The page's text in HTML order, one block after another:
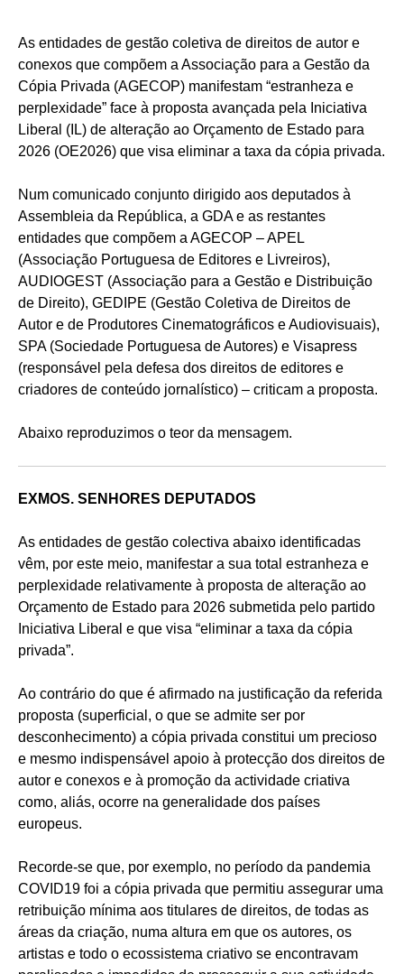
As entidades de gestão coletiva de direitos de autor e
conexos que compõem a Associação para a Gestão da
Cópia Privada (AGECOP) manifestam “estranheza e
perplexidade” face à proposta avançada pela Iniciativa
Liberal (IL) de alteração ao Orçamento de Estado para
2026 (OE2026) que visa eliminar a taxa da cópia privada.
Num comunicado conjunto dirigido aos deputados à
Assembleia da República, a GDA e as restantes
entidades que compõem a AGECOP – APEL
(Associação Portuguesa de Editores e Livreiros),
AUDIOGEST (Associação para a Gestão e Distribuição
de Direito), GEDIPE (Gestão Coletiva de Direitos de
Autor e de Produtores Cinematográficos e Audiovisuais),
SPA (Sociedade Portuguesa de Autores) e Visapress
(responsável pela defesa dos direitos de editores e
criadores de conteúdo jornalístico) – criticam a proposta.
Abaixo reproduzimos o teor da mensagem.
EXMOS. SENHORES DEPUTADOS
As entidades de gestão colectiva abaixo identificadas
vêm, por este meio, manifestar a sua total estranheza e
perplexidade relativamente à proposta de alteração ao
Orçamento de Estado para 2026 submetida pelo partido
Iniciativa Liberal e que visa “eliminar a taxa da cópia
privada”.
Ao contrário do que é afirmado na justificação da referida
proposta (superficial, o que se admite ser por
desconhecimento) a cópia privada constitui um precioso
e mesmo indispensável apoio à protecção dos direitos de
autor e conexos e à promoção da actividade criativa
como, aliás, ocorre na generalidade dos países
europeus.
Recorde-se que, por exemplo, no período da pandemia
COVID19 foi a cópia privada que permitiu assegurar uma
retribuição mínima aos titulares de direitos, de todas as
áreas da criação, numa altura em que os autores, os
artistas e todo o ecossistema criativo se encontravam